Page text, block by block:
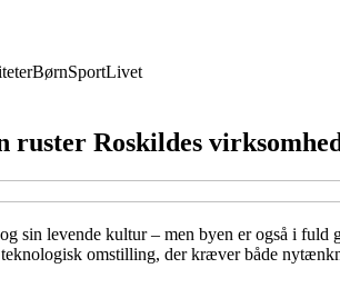
BørnSportLivet
ruster Roskildes
sin levende kultur – men byen er også i
omstilling, der kræver både